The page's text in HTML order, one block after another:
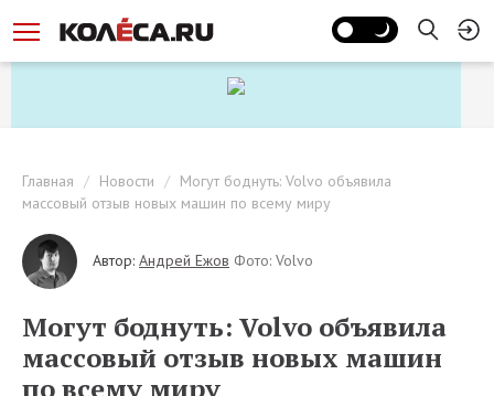
Главная Новости
Могут боднуть: Volvo объявила
массовый отзыв новых машин по всему миру
Автор: Андрей Ежов Фото: Volvo
Могут боднуть: Volvo объявила
массовый отзыв новых машин
по всему миру